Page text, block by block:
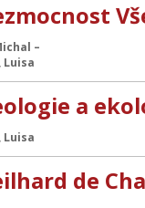
–
Luisa
a
Luisa
de